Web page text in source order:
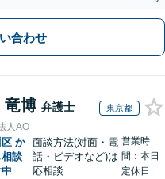
合わせ
竜博 弁護士 東京都
人AO
か
相談
面談方法(対面・電
話・ビデオなど)は
応相談
営業時
間：本日
定休日